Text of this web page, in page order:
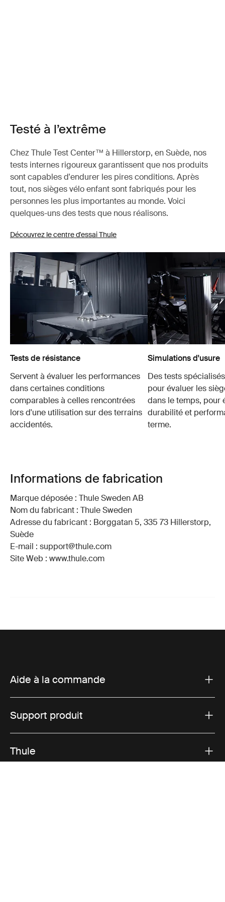
Testé à l’extrême
Chez Thule Test Center™ à Hillerstorp, en Suède, nos
tests internes rigoureux garantissent que nos produits
sont capables d'endurer les pires conditions. Après
tout, nos sièges vélo enfant sont fabriqués pour les
personnes les plus importantes au monde. Voici
quelques-uns des tests que nous réalisons.
Découvrez le centre d'essai Thule
Tests de résistance
Servent à évaluer les performances
dans certaines conditions
comparables à celles rencontrées
lors d'une utilisation sur des terrains
accidentés.
Simulations d'usure
Des tests
pour évaluer les
dans le temps, pour
durabilité et
terme.
Informations de fabrication
Marque déposée : Thule Sweden AB
Nom du fabricant : Thule Sweden
Adresse du fabricant : Borggatan 5, 335 73 Hillerstorp,
Suède
E-mail : support@thule.com
Site Web : www.thule.com
Aide à la commande
Support produit
Thule